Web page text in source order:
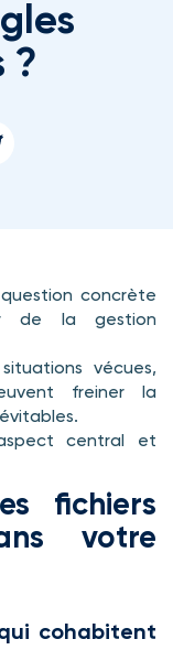
?
concrète
de la gestion
vécues,
freiner la
central et
fichiers
votre
cohabitent